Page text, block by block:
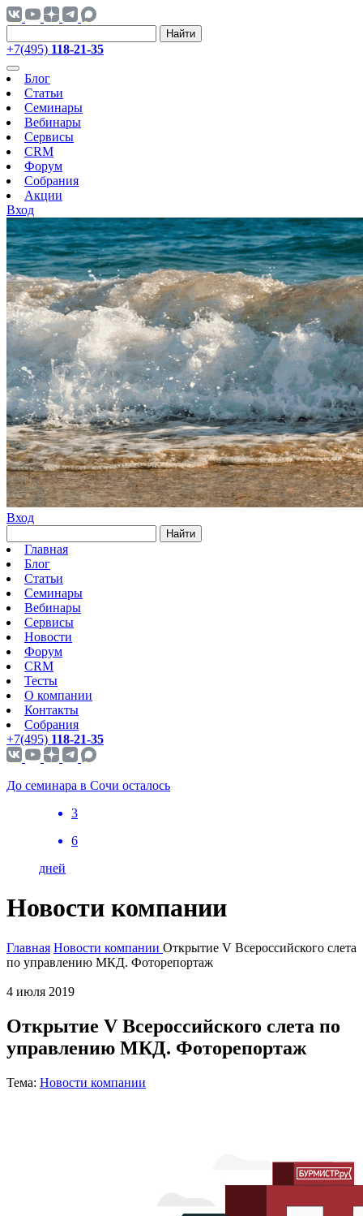
Найти
+7(495) 118-21-35
Блог
Статьи
Семинары
Вебинары
Сервисы
CRM
Форум
Собрания
Акции
Вход
Вход
Найти
Главная
Блог
Статьи
Семинары
Вебинары
Сервисы
Новости
Форум
CRM
Тесты
О компании
Контакты
Собрания
+7(495) 118-21-35
До семинара в Сочи осталось
3
6
дней
Новости компании
Главная Новости компании Открытие V Всероссийского слета
по управлению МКД. Фоторепортаж
4 июля 2019
Открытие V Всероссийского слета по
управлению МКД. Фоторепортаж
Тема: Новости компании